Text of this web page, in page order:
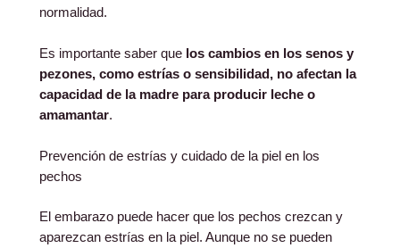
normalidad.
Es importante saber que los cambios en los senos y
pezones, como estrías o sensibilidad, no afectan la
capacidad de la madre para producir leche o
amamantar.
Prevención de estrías y cuidado de la piel en los
pechos
El embarazo puede hacer que los pechos crezcan y
aparezcan estrías en la piel. Aunque no se pueden